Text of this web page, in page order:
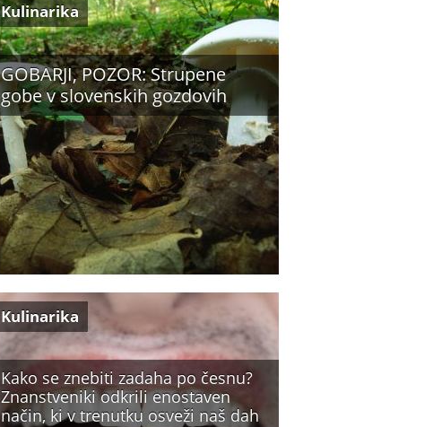
GOBARJI, POZOR: Strupene
gobe v slovenskih gozdovih
Kulinarika
Kako se znebiti zadaha po česnu?
Znanstveniki odkrili enostaven
način, ki v trenutku osveži naš dah
Kulinarika